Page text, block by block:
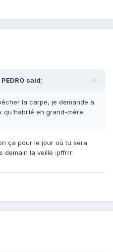
said:
la carpe, je demande à
qu'habillé en grand-mère.
ça pour le jour où tu sera
demain la veille :pffrrr: